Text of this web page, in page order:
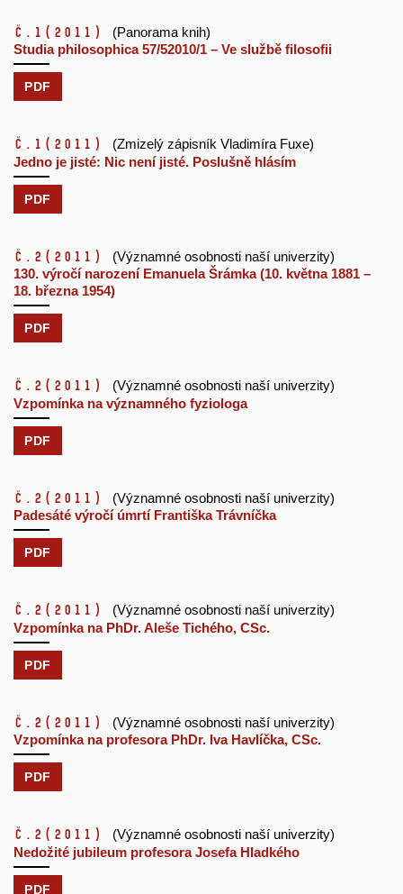
č.1 (2011)
(Panorama knih)
Studia philosophica 57/52010/1 – Ve službě filosofii
PDF
č.1 (2011)
(Zmizelý zápisník Vladimíra Fuxe)
Jedno je jisté: Nic není jisté. Poslušně hlásím
PDF
č.2 (2011)
(Významné osobnosti naší univerzity)
130. výročí narození Emanuela Šrámka (10. května 1881 –
18. března 1954)
PDF
č.2 (2011)
(Významné osobnosti naší univerzity)
Vzpomínka na významného fyziologa
PDF
č.2 (2011)
(Významné osobnosti naší univerzity)
Padesáté výročí úmrtí Františka Trávníčka
PDF
č.2 (2011)
(Významné osobnosti naší univerzity)
Vzpomínka na PhDr. Aleše Tichého, CSc.
PDF
č.2 (2011)
(Významné osobnosti naší univerzity)
Vzpomínka na profesora PhDr. Iva Havlíčka, CSc.
PDF
č.2 (2011)
(Významné osobnosti naší univerzity)
Nedožité jubileum profesora Josefa Hladkého
PDF